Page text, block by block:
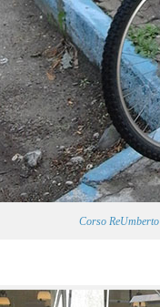
Corso ReUmberto